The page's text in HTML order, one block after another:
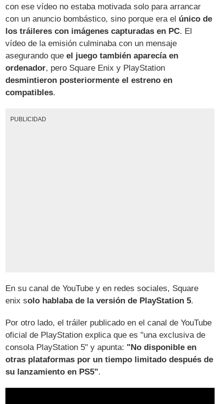
con ese vídeo no estaba motivada solo para arrancar
con un anuncio bombástico, sino porque era el único de
los tráileres con imágenes capturadas en PC. El
vídeo de la emisión culminaba con un mensaje
asegurando queel juego también aparecía en
ordenador, pero Square Enix y PlayStation
desmintieron posteriormente el estreno en
compatibles.
PUBLICIDAD
En su canal de YouTube y en redes sociales, Square
enix solo hablaba de la versión de PlayStation 5.
Por otro lado, el tráiler publicado en el canal de YouTube
oficial de PlayStation explica que es "una exclusiva de
consola PlayStation 5" y apunta: "No disponible en
otras plataformas por un tiempo limitado después de
su lanzamiento en PS5".